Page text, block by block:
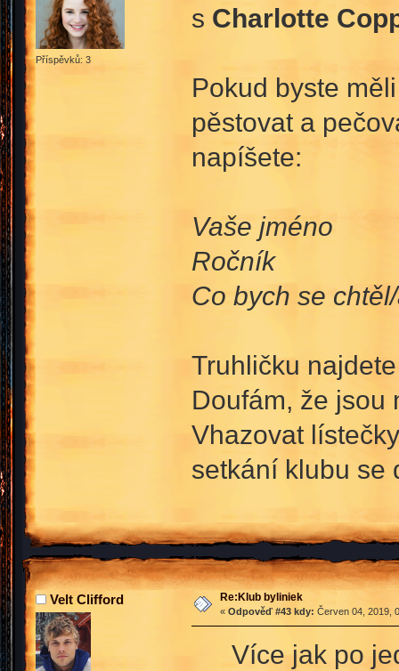
Příspěvků: 3
s Charlotte
Pokud byste
pěstovat a
napíšete:
Vaše jméno
Ročník
Co bych se
Truhličku
Doufám, že jsou
Vhazovat
setkání klubu se
Velt Clifford Re:Klub byliniek
« Odpověď #43 kdy: Červen 04, 2019,
Více jak po